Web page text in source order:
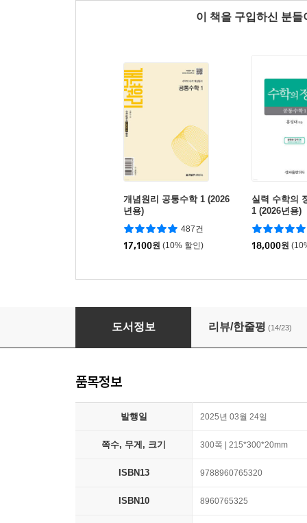
이 책을 구입하신 분
개념원리 공통수학 1 (2026
년용)
487건
17,100원 (10% 할인)
실력 수학의
1 (2026년용)
18,000원
BLACKLABEL 블랙라벨 공통수학2 (2026년용
도서정보 리뷰/한줄평 (14/23)
품목정보
발행일 2025년 03월 24일
쪽수, 무게, 크기 300쪽 | 215*300*20mm
ISBN13 9788960765320
ISBN10 8960765325